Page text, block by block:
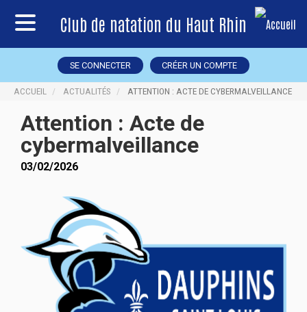
Club de natation du Haut Rhin
SE CONNECTER CRÉER UN COMPTE
ACCUEIL ACTUALITÉS ATTENTION : ACTE DE CYBERMALVEILLANCE
Attention : Acte de
cybermalveillance
03/02/2026